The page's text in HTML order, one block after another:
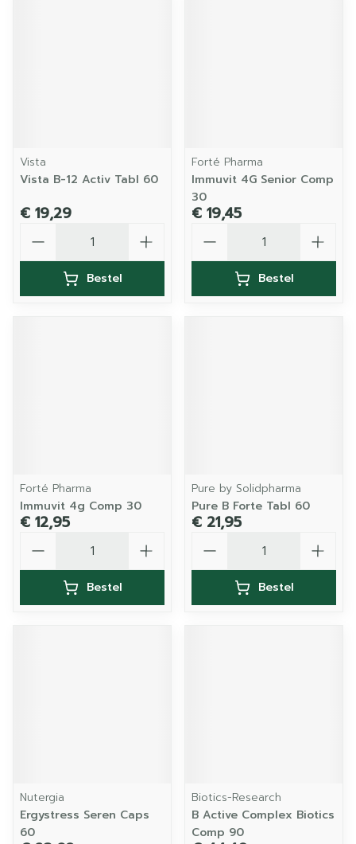
Vista
Vista B-12 Activ Tabl 60
€ 19,29
Bestel
Forté Pharma
Immuvit 4G Senior Comp
30
€ 19,45
Bestel
Forté Pharma
Immuvit 4g Comp 30
€ 12,95
Bestel
Pure by Solidpharma
Pure B Forte Tabl 60
€ 21,95
Bestel
Nutergia
Ergystress Seren Caps
60
Biotics-Research
B Active Complex Biotics
Comp 90